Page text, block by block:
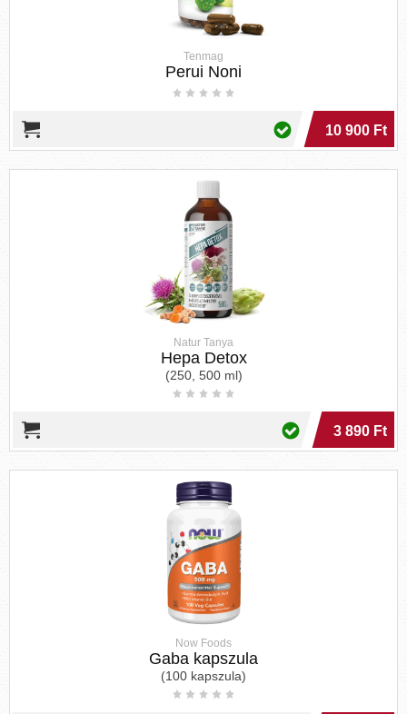
Tenmag
Perui Noni
10 900 Ft
Natur Tanya
Hepa Detox
(250, 500 ml)
3 890 Ft
Now Foods
Gaba kapszula
(100 kapszula)